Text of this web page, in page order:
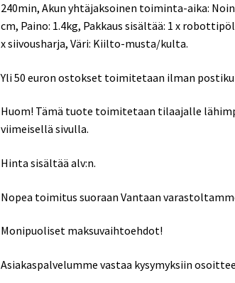
240min, Akun yhtäjaksoinen toiminta-aika:
cm, Paino: 1.4kg, Pakkaus sisältää: 1 x
x siivousharja, Väri: Kiilto-musta/kulta.
Yli 50 euron ostokset toimitetaan ilman
Huom! Tämä tuote toimitetaan tilaajalle
viimeisellä sivulla.
Hinta sisältää alv:n.
Nopea toimitus suoraan Vantaan
Monipuoliset maksuvaihtoehdot!
Asiakaspalvelumme vastaa kysymyksiin